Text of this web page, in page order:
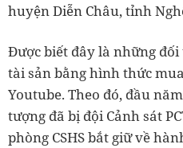
huyện Diễn Châu, tỉnh
Được biết đây là những
tài sản bằng hình thức
Youtube. Theo đó, đầu
tượng đã bị đội Cảnh sát
phòng CSHS bắt giữ về